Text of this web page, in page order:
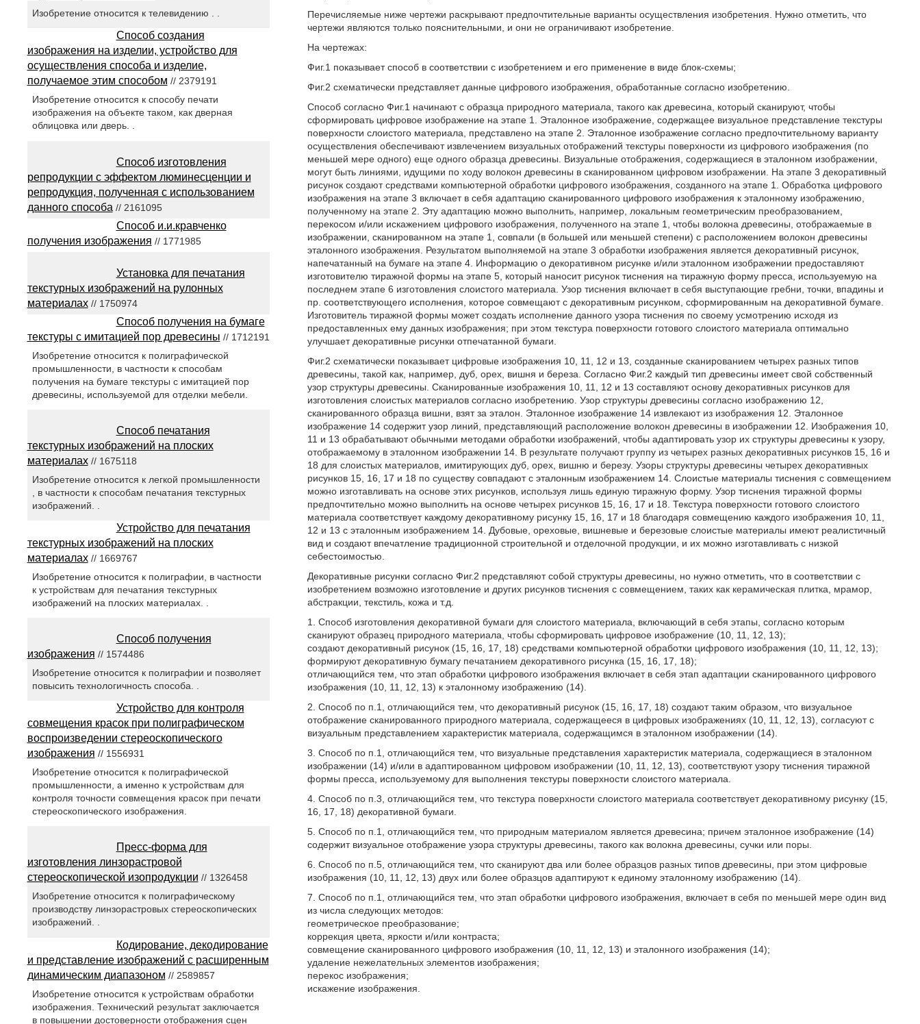
Перечисляемые ниже чертежи раскрывают предпочтительные варианты осуществления изобретения. Нужно отметить, что
чертежи являются только пояснительными, и они не ограничивают изобретение.
На чертежах:
Фиг.1 показывает способ в соответствии с изобретением и его применение в виде блок-схемы;
Фиг.2 схематически представляет данные цифрового изображения, обработанные согласно изобретению.
Способ согласно Фиг.1 начинают с образца природного материала, такого как древесина, который сканируют, чтобы
сформировать цифровое изображение на этапе 1. Эталонное изображение, содержащее визуальное представление текстуры
поверхности слоистого материала, представлено на этапе 2. Эталонное изображение согласно предпочтительному варианту
осуществления обеспечивают извлечением визуальных отображений текстуры поверхности из цифрового изображения (по
меньшей мере одного) еще одного образца древесины. Визуальные отображения, содержащиеся в эталонном изображении,
могут быть линиями, идущими по ходу волокон древесины в сканированном цифровом изображении. На этапе 3 декоративный
рисунок создают средствами компьютерной обработки цифрового изображения, созданного на этапе 1. Обработка цифрового
изображения на этапе 3 включает в себя адаптацию сканированного цифрового изображения к эталонному изображению,
полученному на этапе 2. Эту адаптацию можно выполнить, например, локальным геометрическим преобразованием,
перекосом и/или искажением цифрового изображения, полученного на этапе 1, чтобы волокна древесины, отображаемые в
изображении, сканированном на этапе 1, совпали (в большей или меньшей степени) с расположением волокон древесины
эталонного изображения. Результатом выполняемой на этапе 3 обработки изображения является декоративный рисунок,
напечатанный на бумаге на этапе 4. Информацию о декоративном рисунке и/или эталонном изображении предоставляют
изготовителю тиражной формы на этапе 5, который наносит рисунок тиснения на тиражную форму пресса, используемую на
последнем этапе 6 изготовления слоистого материала. Узор тиснения включает в себя выступающие гребни, точки, впадины и
пр. соответствующего исполнения, которое совмещают с декоративным рисунком, сформированным на декоративной бумаге.
Изготовитель тиражной формы может создать исполнение данного узора тиснения по своему усмотрению исходя из
предоставленных ему данных изображения; при этом текстура поверхности готового слоистого материала оптимально
улучшает декоративные рисунки отпечатанной бумаги.
Фиг.2 схематически показывает цифровые изображения 10, 11, 12 и 13, созданные сканированием четырех разных типов
древесины, такой как, например, дуб, орех, вишня и береза. Согласно Фиг.2 каждый тип древесины имеет свой собственный
узор структуры древесины. Сканированные изображения 10, 11, 12 и 13 составляют основу декоративных рисунков для
изготовления слоистых материалов согласно изобретению. Узор структуры древесины согласно изображению 12,
сканированного образца вишни, взят за эталон. Эталонное изображение 14 извлекают из изображения 12. Эталонное
изображение 14 содержит узор линий, представляющий расположение волокон древесины в изображении 12. Изображения 10,
11 и 13 обрабатывают обычными методами обработки изображений, чтобы адаптировать узор их структуры древесины к узору,
отображаемому в эталонном изображении 14. В результате получают группу из четырех разных декоративных рисунков 15, 16 и
18 для слоистых материалов, имитирующих дуб, орех, вишню и березу. Узоры структуры древесины четырех декоративных
рисунков 15, 16, 17 и 18 по существу совпадают с эталонным изображением 14. Слоистые материалы тиснения с совмещением
можно изготавливать на основе этих рисунков, используя лишь единую тиражную форму. Узор тиснения тиражной формы
предпочтительно можно выполнить на основе четырех рисунков 15, 16, 17 и 18. Текстура поверхности готового слоистого
материала соответствует каждому декоративному рисунку 15, 16, 17 и 18 благодаря совмещению каждого изображения 10, 11,
12 и 13 с эталонным изображением 14. Дубовые, ореховые, вишневые и березовые слоистые материалы имеют реалистичный
вид и создают впечатление традиционной строительной и отделочной продукции, и их можно изготавливать с низкой
себестоимостью.
Декоративные рисунки согласно Фиг.2 представляют собой структуры древесины, но нужно отметить, что в соответствии с
изобретением возможно изготовление и других рисунков тиснения с совмещением, таких как керамическая плитка, мрамор,
абстракции, текстиль, кожа и т.д.
1. Способ изготовления декоративной бумаги для слоистого материала, включающий в себя этапы, согласно которым
сканируют образец природного материала, чтобы сформировать цифровое изображение (10, 11, 12, 13);
создают декоративный рисунок (15, 16, 17, 18) средствами компьютерной обработки цифрового изображения (10, 11, 12, 13);
формируют декоративную бумагу печатанием декоративного рисунка (15, 16, 17, 18);
отличающийся тем, что этап обработки цифрового изображения включает в себя этап адаптации сканированного цифрового
изображения (10, 11, 12, 13) к эталонному изображению (14).
2. Способ по п.1, отличающийся тем, что декоративный рисунок (15, 16, 17, 18) создают таким образом, что визуальное
отображение сканированного природного материала, содержащееся в цифровых изображениях (10, 11, 12, 13), согласуют с
визуальным представлением характеристик материала, содержащимся в эталонном изображении (14).
3. Способ по п.1, отличающийся тем, что визуальные представления характеристик материала, содержащиеся в эталонном
изображении (14) и/или в адаптированном цифровом изображении (10, 11, 12, 13), соответствуют узору тиснения тиражной
формы пресса, используемому для выполнения текстуры поверхности слоистого материала.
4. Способ по п.3, отличающийся тем, что текстура поверхности слоистого материала соответствует декоративному рисунку (15,
16, 17, 18) декоративной бумаги.
5. Способ по п.1, отличающийся тем, что природным материалом является древесина; причем эталонное изображение (14)
содержит визуальное отображение узора структуры древесины, такого как волокна древесины, сучки или поры.
6. Способ по п.5, отличающийся тем, что сканируют два или более образцов разных типов древесины, при этом цифровые
изображения (10, 11, 12, 13) двух или более образцов адаптируют к единому эталонному изображению (14).
7. Способ по п.1, отличающийся тем, что этап обработки цифрового изображения, включает в себя по меньшей мере один вид
из числа следующих методов:
геометрическое преобразование;
коррекция цвета, яркости и/или контраста;
совмещение сканированного цифрового изображения (10, 11, 12, 13) и эталонного изображения (14);
удаление нежелательных элементов изображения;
перекос изображения;
искажение изображения.
Изобретение относится к телевидению . .
Способ создания
изображения на изделии, устройство для
осуществления способа и изделие,
получаемое этим способом // 2379191
Изобретение относится к способу печати
изображения на объекте таком, как дверная
облицовка или дверь. .
Способ изготовления
репродукции с эффектом люминесценции и
репродукция, полученная с использованием
данного способа // 2161095
Способ и.и.кравченко
получения изображения // 1771985
Установка для печатания
текстурных изображений на рулонных
материалах// 1750974
Способ получения на бумаге
текстуры с имитацией пор древесины // 1712191
Изобретение относится к полиграфической
промышленности, в частности к способам
получения на бумаге текстуры с имитацией пор
древесины, используемой для отделки мебели.
Способ печатания
текстурных изображений на плоских
материалах// 1675118
Изобретение относится к легкой промышленности
, в частности к способам печатания текстурных
изображений. .
Устройство для печатания
текстурных изображений на плоских
материалах// 1669767
Изобретение относится к полиграфии, в частности
к устройствам для печатания текстурных
изображений на плоских материалах. .
Способ получения
изображения // 1574486
Изобретение относится к полиграфии и позволяет
повысить технологичность способа. .
Устройство для контроля
совмещения красок при полиграфическом
воспроизведении стереоскопического
изображения // 1556931
Изобретение относится к полиграфической
промышленности, а именно к устройствам для
контроля точности совмещения красок при печати
стереоскопического изображения.
Пресс-форма для
изготовления линзорастровой
стереоскопической изопродукции // 1326458
Изобретение относится к полиграфическому
производству линзорастровых стереоскопических
изображений. .
Кодирование, декодирование
и представление изображений с расширенным
динамическим диапазоном // 2589857
Изобретение относится к устройствам обработки
изображения. Технический результат заключается
в повышении достоверности отображения сцен